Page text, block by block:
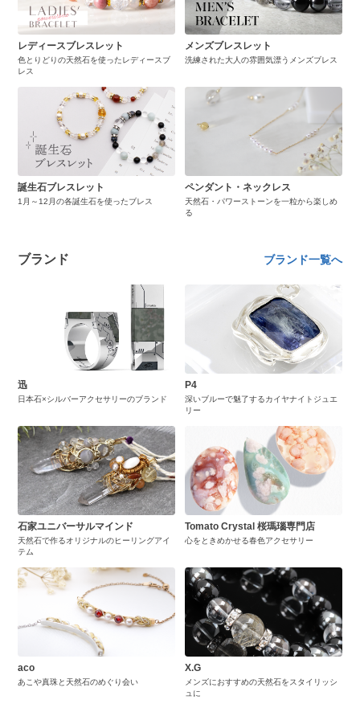
レディースブレスレット
色とりどりの天然石を使ったレディースブ
レス
メンズブレスレット
洗練された大人の雰囲気漂うメンズブレス
誕生石ブレスレット
1月～12月の各誕生石を使ったブレス
ペンダント・ネックレス
天然石・パワーストーンを一粒から楽しめ
る
ブランド ブランド一覧へ
迅
日本石×シルバーアクセサリーのブランド
P4
深いブルーで魅了するカイヤナイトジュエ
リー
石家ユニバーサルマインド
天然石で作るオリジナルのヒーリングアイ
テム
Tomato Crystal 桜瑪瑙専門店
心をときめかせる春色アクセサリー
aco
あこや真珠と天然石のめぐり会い
X.G
メンズにおすすめの天然石をスタイリッシ
ュに